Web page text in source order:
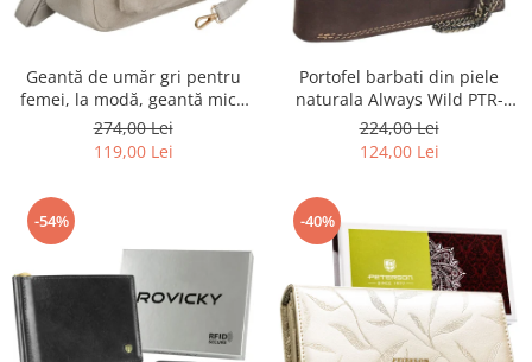
Geantă de umăr gri pentru
femei, la modă, geantă mică
urbană cu fermoar, piele
ecologică - Peterson PTR-PTN
274,00 Lei
119,00 Lei
Portofel barbati din piele
naturala Always Wild PTR-
2900-BIC
224,00 Lei
124,00 Lei
-54% -40%